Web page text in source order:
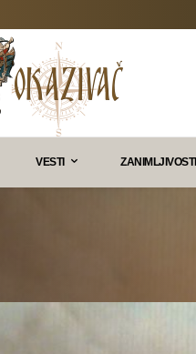
VESTI ZANIMLJIVOSTI